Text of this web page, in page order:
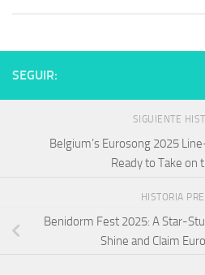
SEGUIR:
SIGUIENTE
Belgium’s Eurosong 2025
Ready to Take on
HISTORIA
Benidorm Fest 2025: A Star-
Shine and Claim